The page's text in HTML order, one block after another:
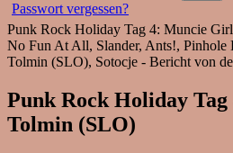
Passwort vergessen?
Punk Rock Holiday Tag 4: Muncie
No Fun At All, Slander, Ants!, Pinhole
Tolmin (SLO), Sotocje - Bericht von
Punk Rock Holiday Tag
Tolmin (SLO)